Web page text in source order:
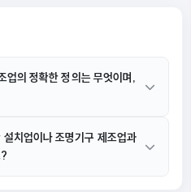
의 정확한 정의는 무엇이며,
고정 광원을 갖지 않는 간판 및 광
미합니다. 간판 및 광고물에는 형광
치업이나 조명기구 제조업과